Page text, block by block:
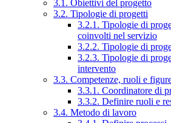
3.1. Obiettivi del progetto
3.2. Tipologie di progetti
3.2.1. Tipologie di
coinvolti nel servizio
3.2.2. Tipologie di
3.2.3. Tipologie di
intervento
3.3. Competenze, ruoli e
3.3.1. Coordinatore di
3.3.2. Definire ruoli e
3.4. Metodo di lavoro